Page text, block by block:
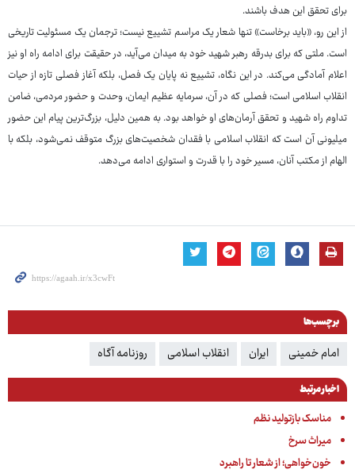
برای تحقق این هدف باشند.
از این رو، «باید برخاست» تنها شعار یک مراسم تشییع نیست؛ ترجمان یک مسئولیت تاریخی
است. ملتی که برای بدرقه رهبر شهید خود به میدان می‌آید، در حقیقت برای ادامه راه او نیز
اعلام آمادگی می‌کند. در این نگاه، تشییع نه پایان یک فصل، بلکه آغاز فصلی تازه از حیات
انقلاب اسلامی است؛ فصلی که در آن، سرمایه عظیم ایمان، وحدت و حضور مردمی، ضامن
تداوم راه شهید و تحقق آرمان‌های او خواهد بود. به همین دلیل، بزرگ‌ترین پیام این حضور
میلیونی آن است که انقلاب اسلامی با فقدان شخصیت‌های بزرگ متوقف نمی‌شود، بلکه با
الهام از مکتب آنان، مسیر خود را با قدرت و استواری ادامه می‌دهد.
برچسب‌ها
امام خمینی ایران انقلاب اسلامی روزنامه آگاه
اخبار مرتبط
مناسک بازتولید نظم
میراث سرخ
خون‌خواهی؛ از شعار تا راهبرد